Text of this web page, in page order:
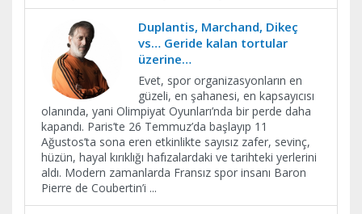
Duplantis, Marchand, Dikeç
vs… Geride kalan tortular
üzerine…
Evet, spor organizasyonların en
güzeli, en şahanesi, en kapsayıcısı
olanında, yani Olimpiyat Oyunları’nda bir perde daha
kapandı. Paris’te 26 Temmuz’da başlayıp 11
Ağustos’ta sona eren etkinlikte sayısız zafer, sevinç,
hüzün, hayal kırıklığı hafızalardaki ve tarihteki yerlerini
aldı. Modern zamanlarda Fransız spor insanı Baron
Pierre de Coubertin’i ...